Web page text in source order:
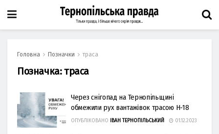
Головна Позначки траса
Позначка:траса
Через снігопад на Тернопільщині
обмежили pух вaнтaжiвoк тpaсoю Н-18
ОПУБЛІКОВАНО ІВАН ТЕРНОПІЛЬСЬКИЙ 01.12.2023